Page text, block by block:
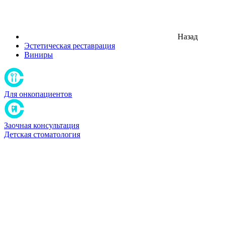
Назад
Эстетическая реставрация
Виниры
Для онкопациентов
Заочная консультация
Детская стоматология